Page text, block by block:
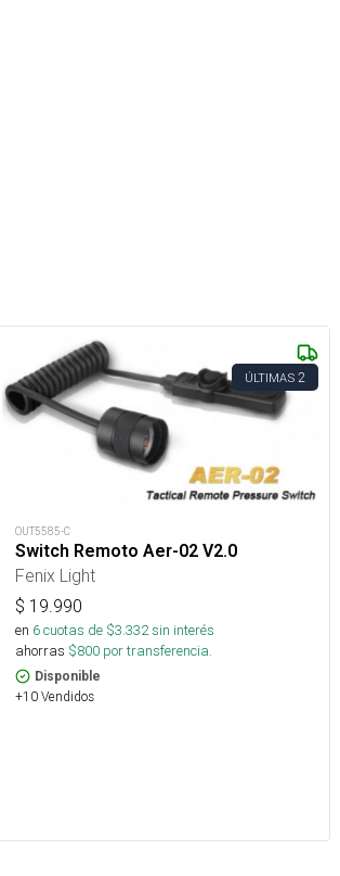
ÚLTIMAS 2
OUT5585-C
Switch Remoto Aer-02 V2.0
Fenix Light
$ 19.990
en 6cuotas de $3.332sin interés
ahorras $800 por transferencia.
Disponible
+10 Vendidos